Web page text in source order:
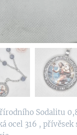
Sodalitu
ocel 316 , přívěsek